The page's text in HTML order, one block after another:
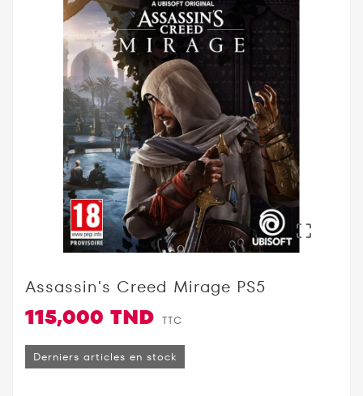

Assassin's Creed Mirage PS5
115,000 TND TTC
Derniers articles en stock